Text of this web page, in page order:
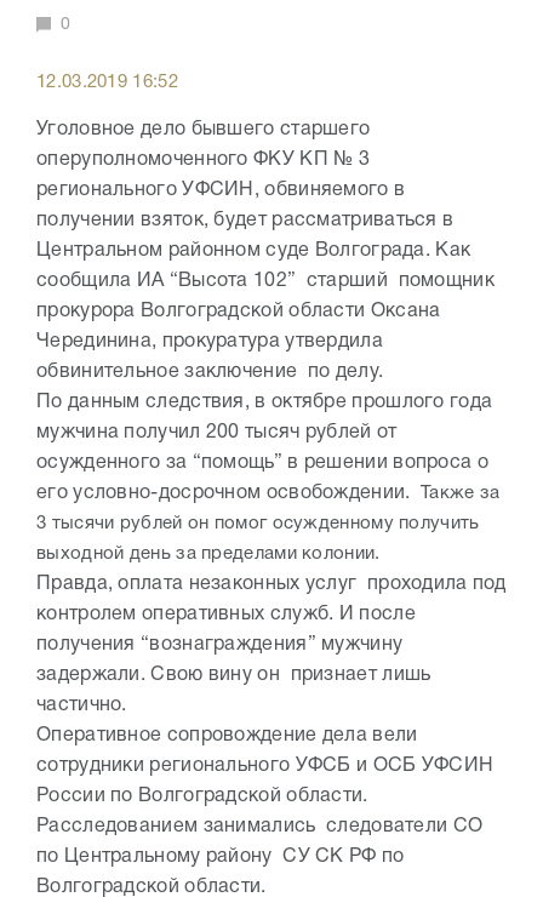
0
12.03.2019 16:52
Уголовное дело бывшего старшего
оперуполномоченного ФКУ КП № 3
регионального УФСИН, обвиняемого в
получении взяток, будет рассматриваться в
Центральном районном суде Волгограда. Как
сообщила ИА “Высота 102” старший помощник
прокурора Волгоградской области Оксана
Черединина, прокуратура утвердила
обвинительное заключение по делу.
По данным следствия, в октябре прошлого года
мужчина получил 200 тысяч рублей от
осужденного за “помощь” в решении вопроса о
его условно-досрочном освобождении.Также за
3 тысячи рублей он помог осужденному получить
выходной день за пределами колонии.
Правда, оплата незаконных услуг проходила под
контролем оперативных служб. И после
получения “вознаграждения” мужчину
задержали. Свою вину он признает лишь
частично.
Оперативное сопровождение дела вели
сотрудники регионального УФСБ и ОСБ УФСИН
России по Волгоградской области.
Расследованием занимались следователи СО
по Центральному району СУ СК РФ по
Волгоградской области.